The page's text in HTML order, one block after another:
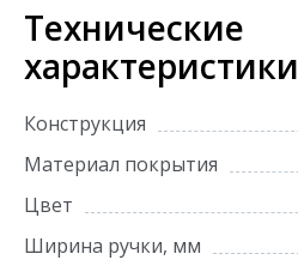
Технические
характеристики
Конструкция
Материал покрытия
Цвет
Ширина ручки, мм